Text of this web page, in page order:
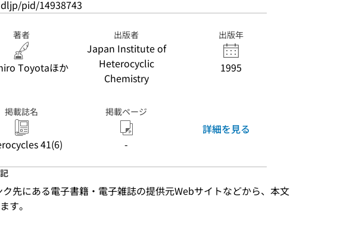
pid/14938743
著者
Toyotaほか
出版者
Japan Institute of
Heterocyclic
Chemistry
出版年
1995
掲載誌名
41(6)
掲載ページ
-
詳細を見る
先にある電子書籍・電子雑誌の提供元Webサイトなどから、本文
す。